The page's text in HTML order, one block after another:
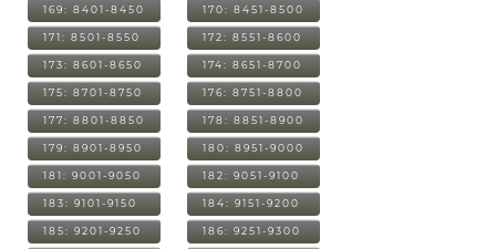
169: 8401-8450 170: 8451-8500
171: 8501-8550 172: 8551-8600
173: 8601-8650 174: 8651-8700
175: 8701-8750 176: 8751-8800
177: 8801-8850 178: 8851-8900
179: 8901-8950 180: 8951-9000
181: 9001-9050 182: 9051-9100
183: 9101-9150 184: 9151-9200
185: 9201-9250 186: 9251-9300